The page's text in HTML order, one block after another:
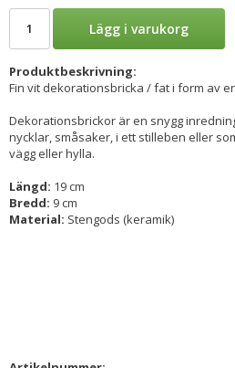
Lägg i varukorg
Produktbeskrivning:
Fin vit dekorationsbricka / fat i form av
Dekorationsbrickor är en snygg
nycklar, småsaker, i ett stilleben eller
vägg eller hylla.
Längd: 19 cm
Bredd: 9 cm
Material: Stengods (keramik)